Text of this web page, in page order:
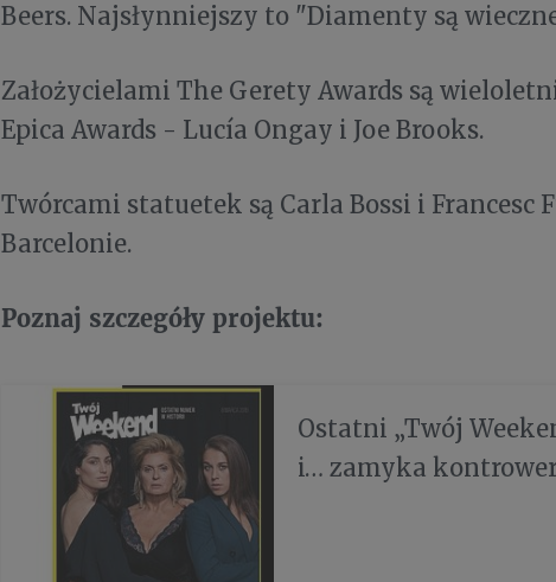
Beers. Najsłynniejszy to "Diamenty są
Założycielami The Gerety Awards są
Epica Awards - Lucía Ongay i Joe Brooks.
Twórcami statuetek są Carla Bossi i Francesc
Barcelonie.
Poznaj szczegóły projektu:
Ostatni „Twój
i… zamyka